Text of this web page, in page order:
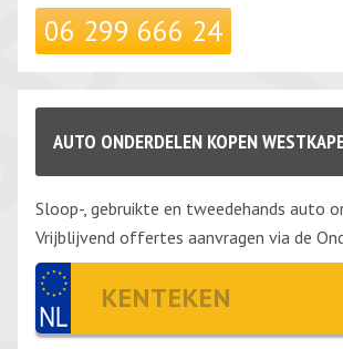
06 299 666 24
AUTO ONDERDELEN KOPEN
Sloop-, gebruikte en tweedehands auto
Vrijblijvend offertes aanvragen via de